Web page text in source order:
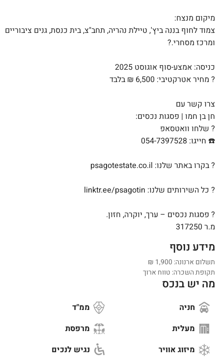
מיקום מנצח:
צמוד לחוף בננה ביץ', טיילת נהריה, תחב"צ, בית כנסת, גנים ציבוריים
ומרכז מסחרי.?
כניסה: אמצע-סוף אוגוסט 2025
? מחיר אטרקטיבי: 6,500
₪ בלבד
צרו קשר עם
חן בן חמו | פסגות נכסים:
? שלחו וואטסאפ
☎️ חייגו: 054-7397528
? בקרו באתר שלנו: psagotestate.co.il
? כל השירותים שלנו: linktr.ee/psagotin
? פסגות נכסים – ערך, יוקרה, חזון.
מ.ר 317250
מידע נוסף
תשלום ארנונה: 1,900
₪
תקופת השכרה: טווח ארוך
מה יש בנכס
חניה
ממ"ד
מעלית
מרפסת
מיזוג אוויר
נגיש לנכים